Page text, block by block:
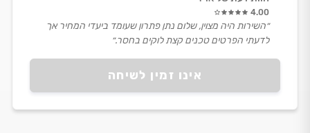
אינו זמין לשיחה
4.00
״השירות היה מצוין, שלום נתן פתרון שעומד ביעדי המחיר אך
לדעתי הפרטים טכנים קצת לוקים בחסר.״